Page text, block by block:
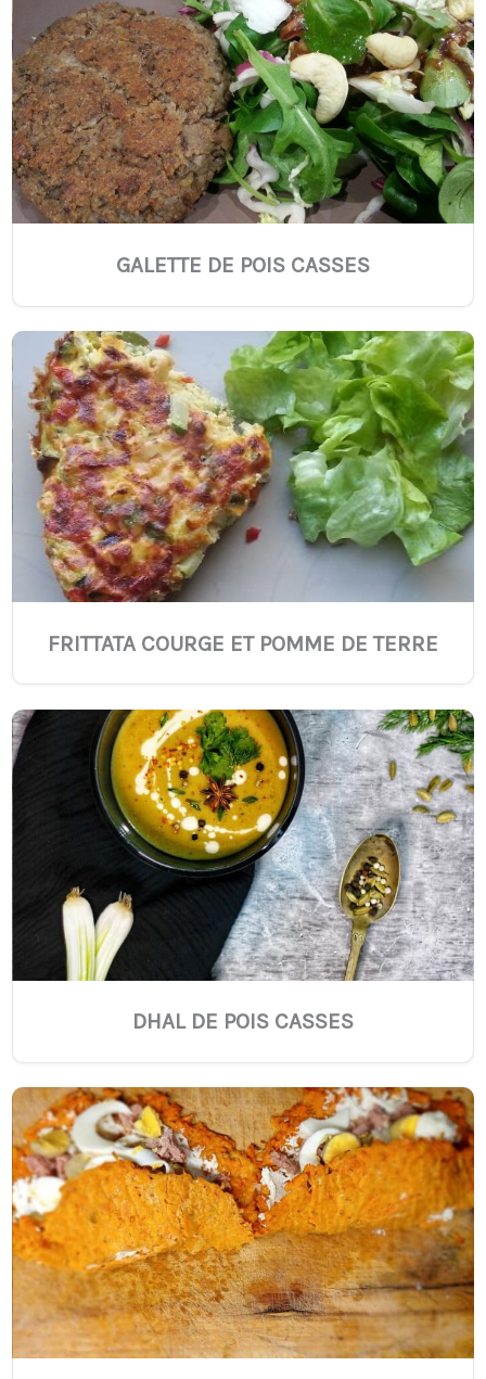
GALETTE DE POIS CASSES
FRITTATA COURGE ET POMME DE TERRE
DHAL DE POIS CASSES